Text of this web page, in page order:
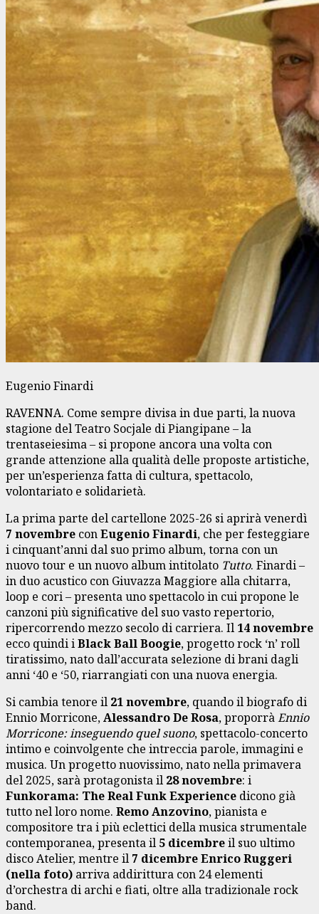
Eugenio Finardi
RAVENNA. Come sempre divisa in due parti, la nuova
stagione del Teatro Socjale di Piangipane – la
trentaseiesima – si propone ancora una volta con
grande attenzione alla qualità delle proposte artistiche,
per un’esperienza fatta di cultura, spettacolo,
volontariato e solidarietà.
La prima parte del cartellone 2025-26 si aprirà venerdì
7 novembre conEugenio Finardi, che per festeggiare
i cinquant’anni dal suo primo album, torna con un
nuovo tour e un nuovo album intitolato Tutto. Finardi –
in duo acustico con Giuvazza Maggiore alla chitarra,
loop e cori – presenta uno spettacolo in cui propone le
canzoni più significative del suo vasto repertorio,
ripercorrendo mezzo secolo di carriera. Il 14 novembre
ecco quindi iBlack Ball Boogie, progetto rock ‘n’ roll
tiratissimo, nato dall’accurata selezione di brani dagli
anni ‘40 e ‘50, riarrangiati con una nuova energia.
Si cambia tenore il 21 novembre, quando il biografo di
Ennio Morricone,Alessandro De Rosa, proporràEnnio
Morricone: inseguendo quel suono, spettacolo-concerto
intimo e coinvolgente che intreccia parole, immagini e
musica. Un progetto nuovissimo, nato nella primavera
del 2025, sarà protagonista il 28 novembre: i
Funkorama: The Real Funk Experience dicono già
tutto nel loro nome. Remo Anzovino, pianista e
compositore tra i più eclettici della musica strumentale
contemporanea, presenta il 5 dicembreil suo ultimo
disco Atelier, mentre il 7 dicembre Enrico Ruggeri
(nella foto) arriva addirittura con 24 elementi
d’orchestra di archi e fiati, oltre alla tradizionale rock
band.